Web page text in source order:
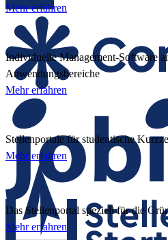
Mehr erfahren
Individuelle Management-Software
Anwendungsbereiche
Mehr erfahren
Stellenportale für studentische
Mehr erfahren
Das Stellenportal speziell für die
Mehr erfahren